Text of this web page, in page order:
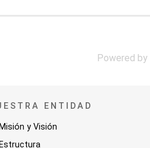
Powered by
ENTIDAD
Misión y Visión
Estructura